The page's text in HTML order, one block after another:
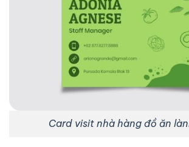
Card visit nhà hàng đồ ăn